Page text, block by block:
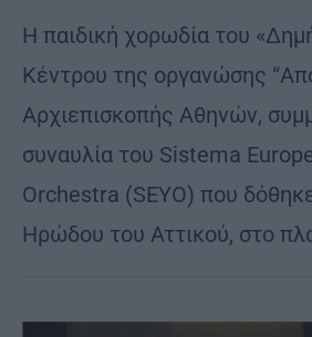
Η παιδική χορωδία του
Κέντρου της οργανώσης
Αρχιεπισκοπής Αθηνών,
συναυλία του Sistema
Orchestra (SEYO) που
Ηρώδου του Αττικού, στο